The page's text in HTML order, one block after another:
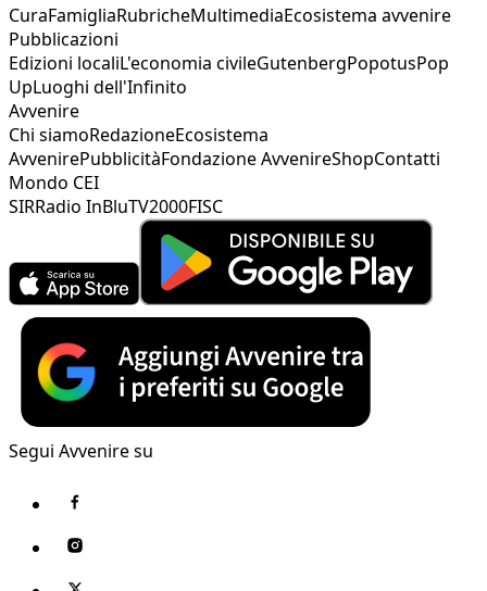
CuraFamigliaRubricheMultimediaEcosistema avvenire
Pubblicazioni
Edizioni localiL'economia civileGutenbergPopotusPop
UpLuoghi dell'Infinito
Avvenire
Chi siamoRedazioneEcosistema
AvvenirePubblicitàFondazione AvvenireShopContatti
Mondo CEI
SIRRadio InBluTV2000FISC
Segui Avvenire su